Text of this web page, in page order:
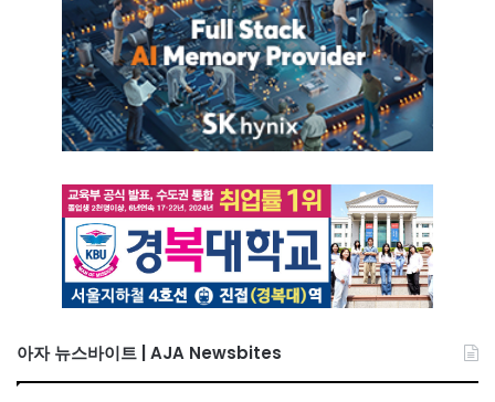
아자 뉴스바이트 | AJA Newsbites